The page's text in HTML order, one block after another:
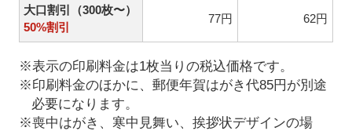
大口割引（300枚〜）
50%割引
77円 62円
※表示の印刷料金は1枚当りの税込価格です。
※印刷料金のほかに、郵便年賀はがき代85円が別途
必要になります。
※喪中はがき、寒中見舞い、挨拶状デザインの場